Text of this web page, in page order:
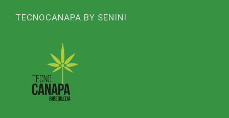
TECNOCANAPA BY SENINI